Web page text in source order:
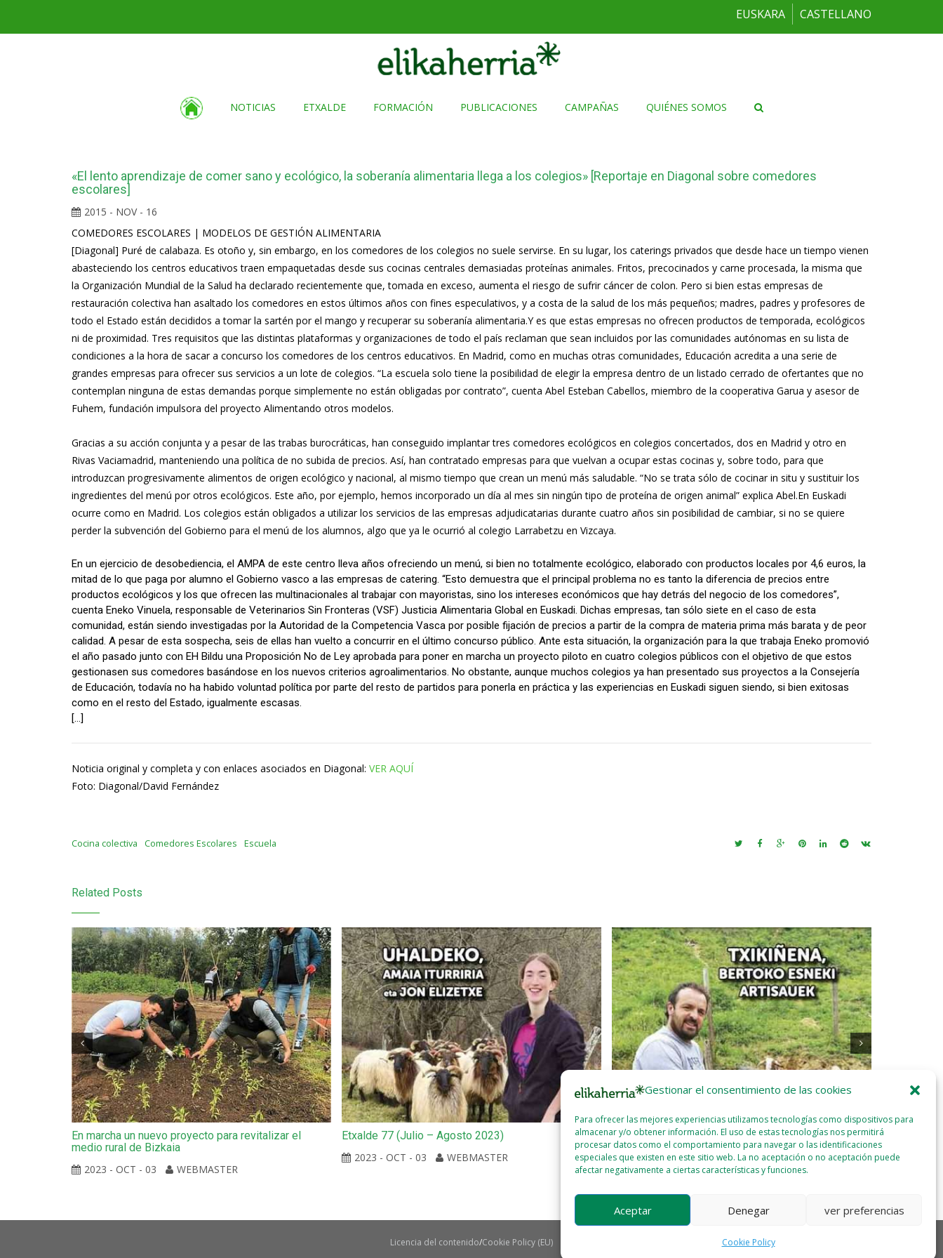
Gestionar el consentimiento de las cookies
Para ofrecer las mejores experiencias utilizamos tecnologías como dispositivos para
almacenar y/o obtener información. El uso de estas tecnologías nos permitirá
procesar datos como el comportamiento para navegar o las identificaciones
especiales que existen en este sitio web. La no aceptación o no aceptación puede
afectar negativamente a ciertas características y funciones.
Aceptar Denegar ver preferencias
Cookie Policy
EUSKARA CASTELLANO
NOTICIAS ETXALDE FORMACIÓN PUBLICACIONES CAMPAÑAS QUIÉNES SOMOS
«El lento aprendizaje de comer sano y ecológico, la soberanía alimentaria llega a los colegios» [Reportaje en Diagonal sobre comedores
escolares]
2015 - NOV - 16
COMEDORES ESCOLARES | MODELOS DE GESTIÓN ALIMENTARIA
[Diagonal] Puré de calabaza. Es otoño y, sin embargo, en los comedores de los colegios no suele servirse. En su lugar, los caterings privados que desde hace un tiempo vienen
abasteciendo los centros educativos traen empaquetadas desde sus cocinas centrales demasiadas proteínas animales. Fritos, precocinados y carne procesada, la misma que
la Organización Mundial de la Salud ha declarado recientemente que, tomada en exceso, aumenta el riesgo de sufrir cáncer de colon. Pero si bien estas empresas de
restauración colectiva han asaltado los comedores en estos últimos años con fines especulativos, y a costa de la salud de los más pequeños; madres, padres y profesores de
todo el Estado están decididos a tomar la sartén por el mango y recuperar su soberanía alimentaria.Y es que estas empresas no ofrecen productos de temporada, ecológicos
ni de proximidad. Tres requisitos que las distintas plataformas y organizaciones de todo el país reclaman que sean incluidos por las comunidades autónomas en su lista de
condiciones a la hora de sacar a concurso los comedores de los centros educativos. En Madrid, como en muchas otras comunidades, Educación acredita a una serie de
grandes empresas para ofrecer sus servicios a un lote de colegios. “La escuela solo tiene la posibilidad de elegir la empresa dentro de un listado cerrado de ofertantes que no
contemplan ninguna de estas demandas porque simplemente no están obligadas por contrato”, cuenta Abel Esteban Cabellos, miembro de la cooperativa Garua y asesor de
Fuhem, fundación impulsora del proyecto Alimentando otros modelos.
Gracias a su acción conjunta y a pesar de las trabas burocráticas, han conseguido implantar tres comedores ecológicos en colegios concertados, dos en Madrid y otro en
Rivas Vaciamadrid, manteniendo una política de no subida de precios. Así, han contratado empresas para que vuelvan a ocupar estas cocinas y, sobre todo, para que
introduzcan progresivamente alimentos de origen ecológico y nacional, al mismo tiempo que crean un menú más saludable. “No se trata sólo de cocinar in situ y sustituir los
ingredientes del menú por otros ecológicos. Este año, por ejemplo, hemos incorporado un día al mes sin ningún tipo de proteína de origen animal” explica Abel.En Euskadi
ocurre como en Madrid. Los colegios están obligados a utilizar los servicios de las empresas adjudicatarias durante cuatro años sin posibilidad de cambiar, si no se quiere
perder la subvención del Gobierno para el menú de los alumnos, algo que ya le ocurrió al colegio Larrabetzu en Vizcaya.
En un ejercicio de desobediencia, el AMPA de este centro lleva años ofreciendo un menú, si bien no totalmente ecológico, elaborado con productos locales por 4,6 euros, la
mitad de lo que paga por alumno el Gobierno vasco a las empresas de catering. “Esto demuestra que el principal problema no es tanto la diferencia de precios entre
productos ecológicos y los que ofrecen las multinacionales al trabajar con mayoristas, sino los intereses económicos que hay detrás del negocio de los comedores”,
cuenta Eneko Vinuela, responsable de Veterinarios Sin Fronteras (VSF) Justicia Alimentaria Global en Euskadi. Dichas empresas, tan sólo siete en el caso de esta
comunidad, están siendo investigadas por la Autoridad de la Competencia Vasca por posible fijación de precios a partir de la compra de materia prima más barata y de peor
calidad. A pesar de esta sospecha, seis de ellas han vuelto a concurrir en el último concurso público. Ante esta situación, la organización para la que trabaja Eneko promovió
el año pasado junto con EH Bildu una Proposición No de Ley aprobada para poner en marcha un proyecto piloto en cuatro colegios públicos con el objetivo de que estos
gestionasen sus comedores basándose en los nuevos criterios agroalimentarios. No obstante, aunque muchos colegios ya han presentado sus proyectos a la Consejería
de Educación, todavía no ha habido voluntad política por parte del resto de partidos para ponerla en práctica y las experiencias en Euskadi siguen siendo, si bien exitosas
como en el resto del Estado, igualmente escasas.
[…]
Noticia original y completa y con enlaces asociados en Diagonal: VER AQUÍ
Foto: Diagonal/David Fernández
Cocina colectiva Comedores Escolares Escuela
Related Posts
En marcha un nuevo proyecto para revitalizar el
medio rural de Bizkaia
2023 - OCT - 03
WEBMASTER
Etxalde 77 (Julio – Agosto 2023)
2023 - OCT - 03
WEBMASTER
Etxalde 76 (Mayo-Junio 2023)
2023 - JUL - 05
WEBMASTER
Nyeleni 52
2023 -
Licencia del contenido Cookie Policy (EU)